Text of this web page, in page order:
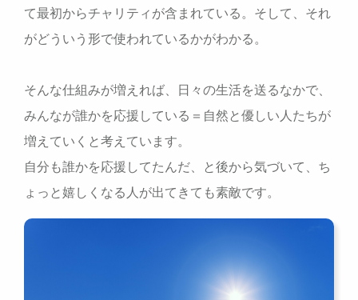
て最初からチャリティが含まれている。そして、それ
がどういう形で使われているかがわかる。
そんな仕組みが増えれば、日々の生活を送るなかで、
みんなが誰かを応援している＝自然と優しい人たちが
増えていくと考えています。
自分も誰かを応援してたんだ、と後から気づいて、ち
ょっと嬉しくなる人が出てきても素敵です。